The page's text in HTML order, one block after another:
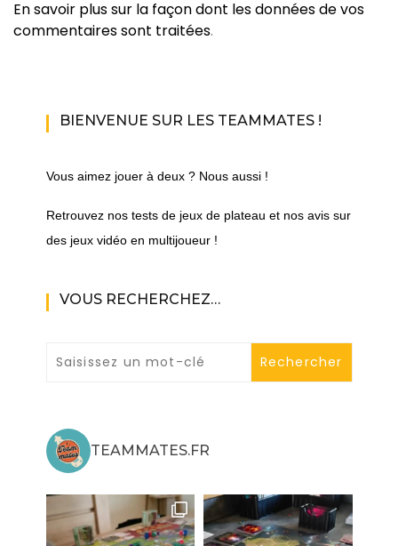
En savoir plus sur la façon dont les données de vos
commentaires sont traitées.
BIENVENUE SUR LES TEAMMATES !
Vous aimez jouer à deux ? Nous aussi !
Retrouvez nos tests de jeux de plateau et nos avis sur
des jeux vidéo en multijoueur !
VOUS RECHERCHEZ…
TEAMMATES.FR